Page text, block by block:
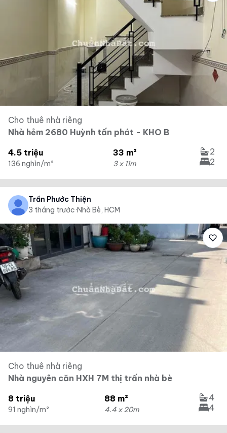
Cho thuê nhà riêng
Nhà hẻm 2680 Huỳnh tấn phát - KHO B
4.5 triệu
136 nghìn/m²
33 m²
3 x 11m
2
2
Trần Phước Thiện
3 tháng trước·Nhà Bè, HCM
Cho thuê nhà riêng
Nhà nguyên căn HXH 7M thị trấn nhà bè
8 triệu
91 nghìn/m²
88 m²
4.4 x 20m
4
4